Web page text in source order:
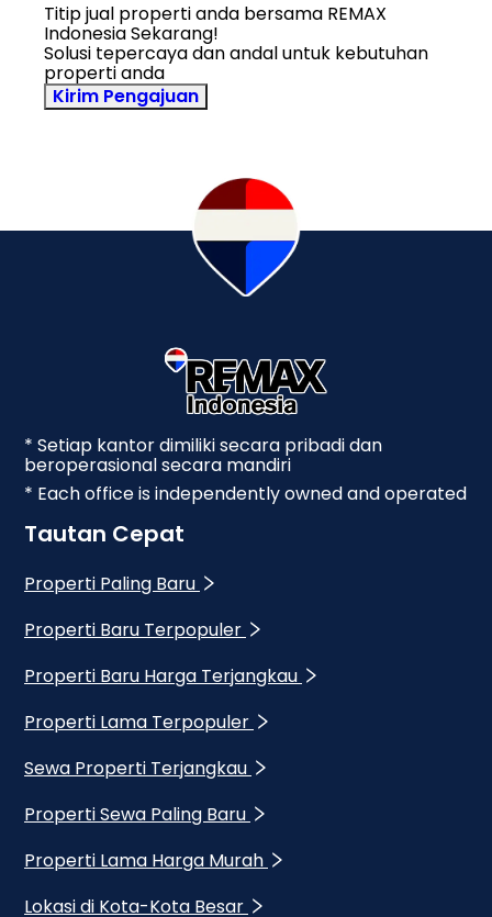
Titip jual properti anda bersama REMAX
Indonesia Sekarang!
Solusi tepercaya dan andal untuk kebutuhan
properti anda
Kirim Pengajuan
* Setiap kantor dimiliki secara pribadi dan
beroperasional secara mandiri
* Each office is independently owned and operated
Tautan Cepat
Properti Paling Baru
Properti Baru Terpopuler
Properti Baru Harga Terjangkau
Properti Lama Terpopuler
Sewa Properti Terjangkau
Properti Sewa Paling Baru
Properti Lama Harga Murah
Lokasi di Kota-Kota Besar